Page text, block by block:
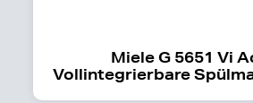
Miele G 5651 Vi
Vollintegrierbare